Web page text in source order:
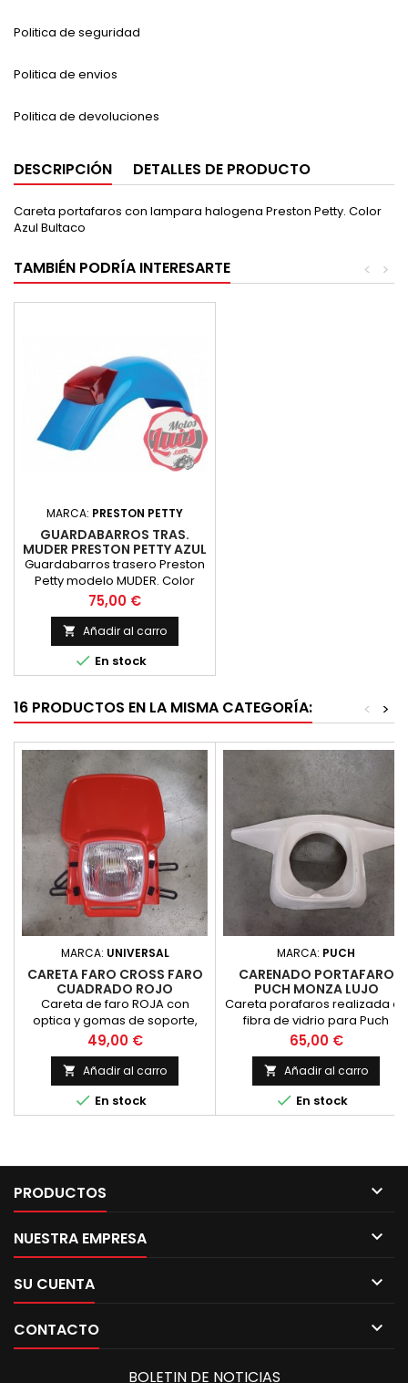
Politica de seguridad
Politica de envios
Politica de devoluciones
DESCRIPCIÓN DETALLES DE PRODUCTO
Careta portafaros con lampara halogena Preston Petty. Color
Azul Bultaco
TAMBIÉN PODRÍA INTERESARTE >
<
MARCA: PRESTON PETTY
GUARDABARROS TRAS.
MUDER PRESTON PETTY AZUL
Guardabarros trasero Preston
Petty modelo MUDER. Color
Azul
Precio
75,00 €
 Añadir al carro
 En stock
16 PRODUCTOS EN LA MISMA CATEGORÍA: >
<
MARCA: UNIVERSAL
CARETA FARO CROSS FARO
CUADRADO ROJO
Careta de faro ROJA con
optica y gomas de soporte,
para Puch, Rieju y similares,
adaptable tambien para
cualquier tipo de moto,
anchura total en la zona de
anclajes de 24 cm.
Precio
49,00 €
 Añadir al carro
 En stock
MARCA: PUCH
CARENADO PORTAFARO
PUCH MONZA LUJO
Careta porafaros realizada en
fibra de vidrio para Puch
Monza, modelos con faro
cuadrado grande, nueva.
Precio
65,00 €
 Añadir al carro
 En stock
PRODUCTOS 
NUESTRA EMPRESA 
SU CUENTA 
CONTACTO 
BOLETIN DE NOTICIAS